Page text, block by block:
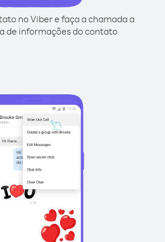
no Viber e faça a chamada a
de informações do contato